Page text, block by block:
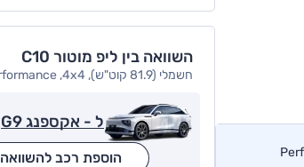
השוואה בין ליפ מוטור C10
חשמלי (81.9 קוט"ש), Performance ,4x4
ל - אקספנג G9
הוספת רכב להשוואה